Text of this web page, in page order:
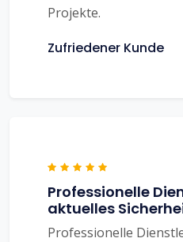
Projekte.
Zufriedener Kunde
Professionelle
aktuelles
Professionelle